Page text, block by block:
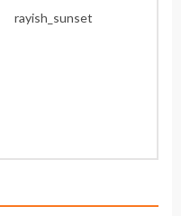
rayish_sunset